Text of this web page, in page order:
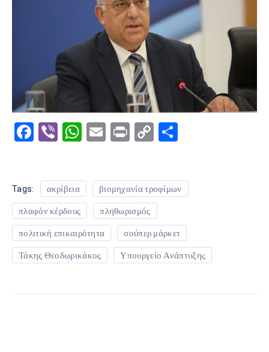
Facebook
ViberWhatsApp
EmailPrintCopy
Tags: ακρίβεια βιομηχανία τροφίμων
πλαφόν κέρδους πληθωρισμός
πολιτική επικαιρότητα σούπερ μάρκετ
Τάκης Θεοδωρικάκος Υπουργείο Ανάπτυξης